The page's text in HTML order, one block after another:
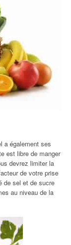
a également ses
est libre de manger
devrez limiter la
de votre prise
de sel et de sucre
au niveau de la